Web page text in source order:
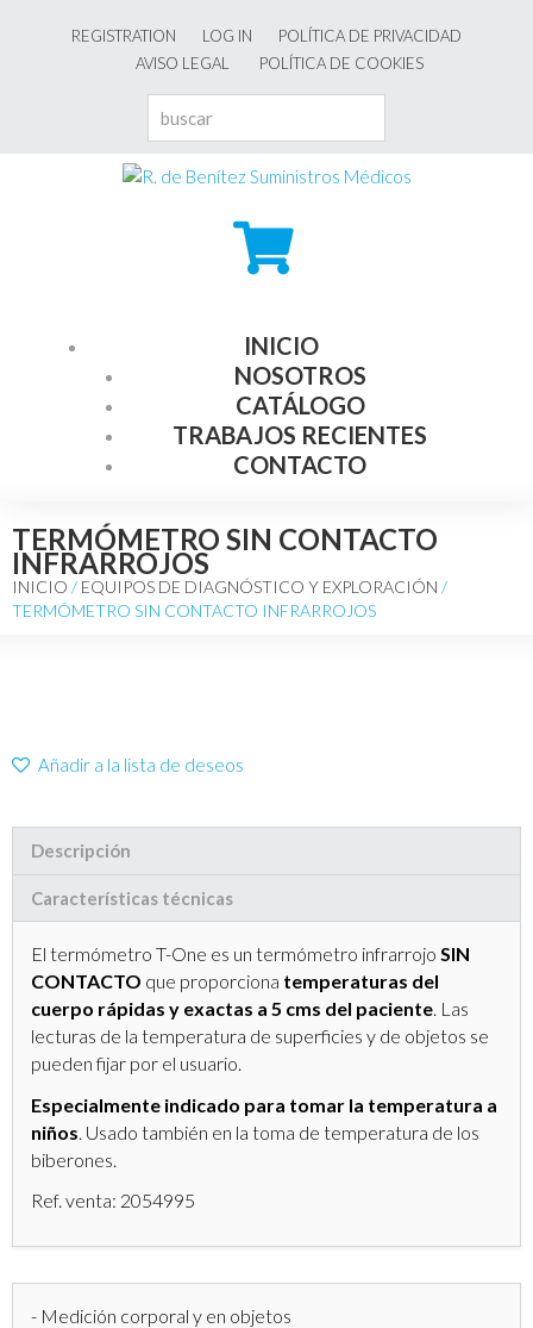
REGISTRATION LOG IN
POLÍTICA DE PRIVACIDAD
AVISO LEGAL
POLÍTICA DE COOKIES
INICIO
NOSOTROS
CATÁLOGO
TRABAJOS RECIENTES
CONTACTO
TERMÓMETRO SIN CONTACTO
INFRARROJOS
INICIO / EQUIPOS DE DIAGNÓSTICO Y EXPLORACIÓN /
TERMÓMETRO SIN CONTACTO INFRARROJOS
Añadir a la lista de deseos
Descripción
Características técnicas
El termómetro T-One es un termómetro infrarrojo SIN
CONTACTO que proporciona temperaturas del
cuerpo rápidas y exactas a 5 cms del paciente. Las
lecturas de la temperatura de superficies y de objetos se
pueden fijar por el usuario.
Especialmente indicado para tomar la temperatura a
niños . Usado también en la toma de temperatura de los
biberones.
Ref. venta: 2054995
- Medición corporal y en objetos